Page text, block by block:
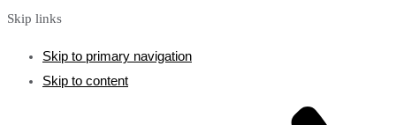
Skip links
Skip to primary navigation
Skip to content